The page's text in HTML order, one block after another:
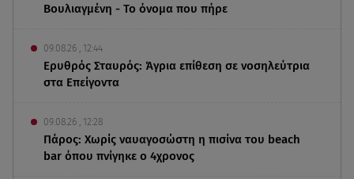
Βουλιαγμένη - Το όνομα που πήρε
09.08.26 , 12:44
Ερυθρός Σταυρός: Άγρια επίθεση σε νοσηλεύτρια
στα Επείγοντα
09.08.26 , 12:28
Πάρος: Χωρίς ναυαγοσώστη η πισίνα του beach
bar όπου πνίγηκε ο 4χρονος